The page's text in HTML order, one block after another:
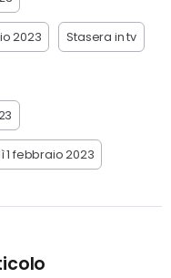
2023 Stasera in tv
1 febbraio 2023